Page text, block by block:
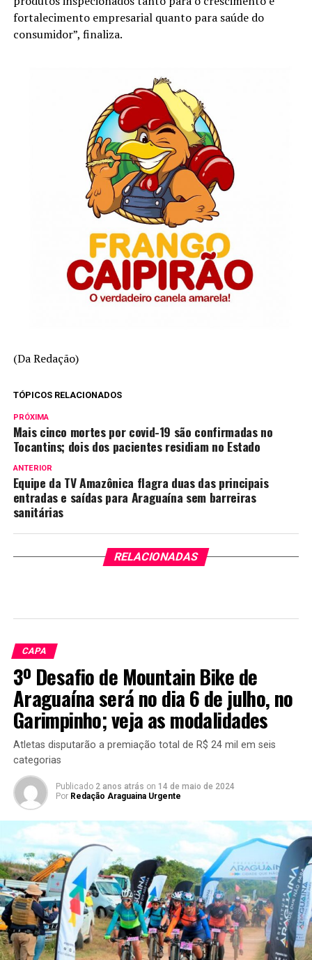
fortalecimento empresarial quanto para saúde do
consumidor”, finaliza.
(Da Redação)
TÓPICOS RELACIONADOS
PRÓXIMA
Mais cinco mortes por covid-19 são confirmadas no
Tocantins; dois dos pacientes residiam no Estado
ANTERIOR
Equipe da TV Amazônica flagra duas das principais
entradas e saídas para Araguaína sem barreiras
sanitárias
RELACIONADAS
CAPA
3º Desafio de Mountain Bike de
Araguaína será no dia 6 de julho, no
Garimpinho; veja as modalidades
Atletas disputarão a premiação total de R$ 24 mil em seis
categorias
Publicado 2 anos atrás on 14 de maio de 2024
Por Redação Araguaina Urgente